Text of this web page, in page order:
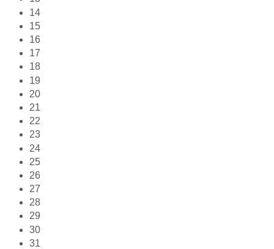
14
15
16
17
18
19
20
21
22
23
24
25
26
27
28
29
30
31